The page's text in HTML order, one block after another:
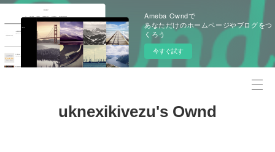
Ameba Owndで
あなただけのホームページやブログをつ
くろう
今すぐ試す
uknexikivezu's Ownd